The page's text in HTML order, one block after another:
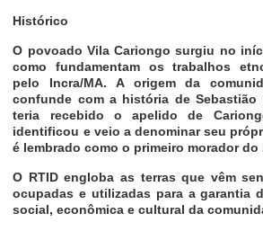
Histórico
O povoado Vila Cariongo surgiu no
como fundamentam os trabalhos
pelo Incra/MA. A origem da
confunde com a história de Sebastião
teria recebido o apelido de
identificou e veio a denominar seu
é lembrado como o primeiro morador do
O RTID engloba as terras que vêm
ocupadas e utilizadas para a garantia
social, econômica e cultural da